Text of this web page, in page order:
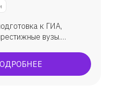
к ГИА,
вузы.
успешно, всегда